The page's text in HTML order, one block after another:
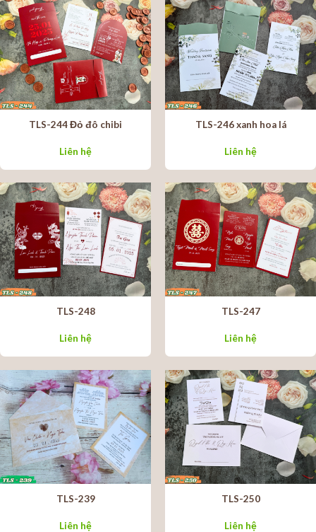
TLS-244 Đỏ đô chibi
Liên hệ
TLS-246 xanh hoa lá
Liên hệ
TLS-248
Liên hệ
TLS-247
Liên hệ
TLS-239
Liên hệ
TLS-250
Liên hệ